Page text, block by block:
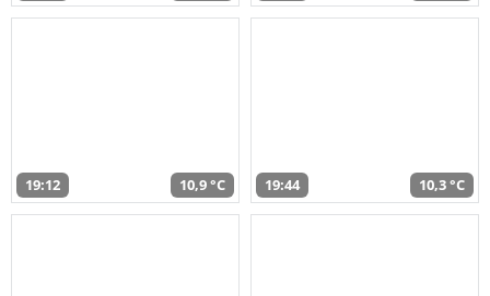
19:12 10,9 °C 19:44 10,3 °C